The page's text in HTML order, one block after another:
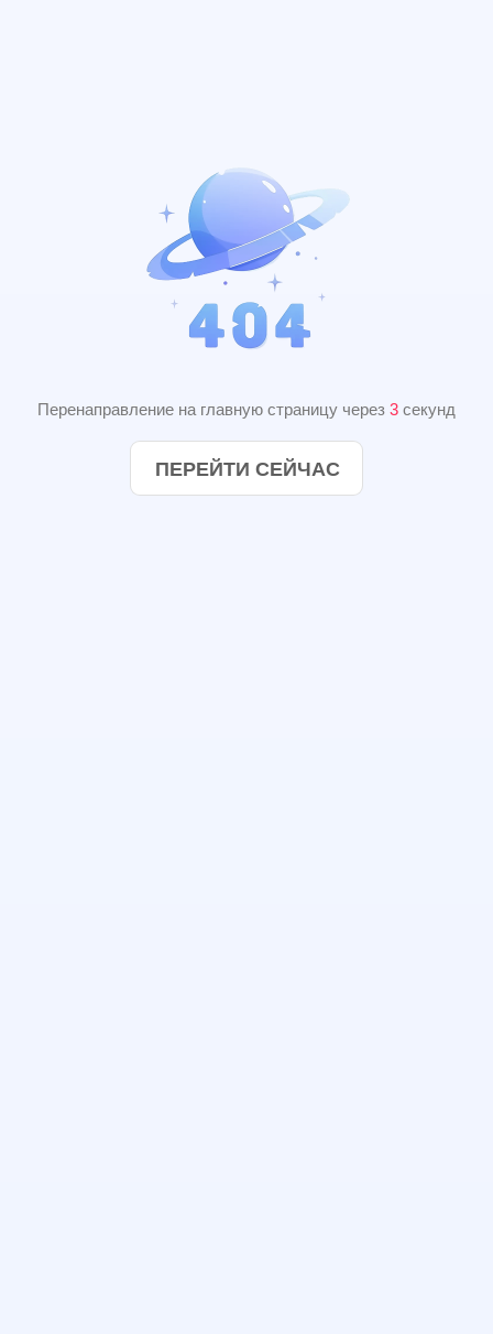
Перенаправление на главную страницу через 2 секунд
ПЕРЕЙТИ СЕЙЧАС